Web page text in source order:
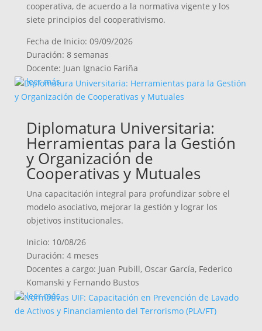
cooperativa, de acuerdo a la normativa vigente y los
siete principios del cooperativismo.
Fecha de Inicio: 09/09/2026
Duración: 8 semanas
Docente: Juan Ignacio Fariña
leer más
Diplomatura Universitaria:
Herramientas para la Gestión
y Organización de
Cooperativas y Mutuales
Una capacitación integral para profundizar sobre el
modelo asociativo, mejorar la gestión y lograr los
objetivos institucionales.
Inicio: 10/08/26
Duración: 4 meses
Docentes a cargo: Juan Pubill, Oscar García, Federico
Komanski y Fernando Bustos
leer más